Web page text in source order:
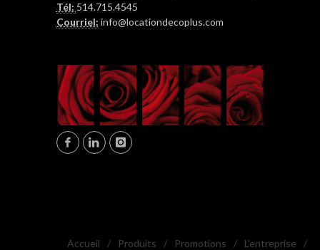
Tél: 514.715.4545
Courriel: info@locationdecoplus.com
Accueil / Produits / Promotions / L'entreprise
/